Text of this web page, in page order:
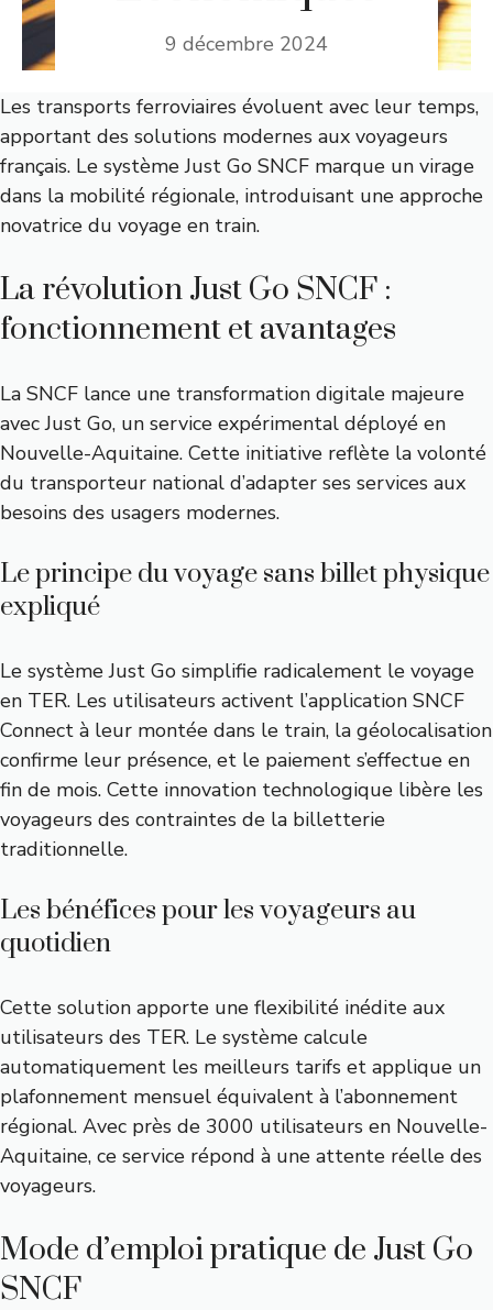
9 décembre 2024
Les transports ferroviaires évoluent avec leur temps,
apportant des solutions modernes aux voyageurs
français. Le système Just Go SNCF marque un virage
dans la mobilité régionale, introduisant une approche
novatrice du voyage en train.
La révolution Just Go SNCF :
fonctionnement et avantages
La SNCF lance une transformation digitale majeure
avec Just Go, un service expérimental déployé en
Nouvelle-Aquitaine. Cette initiative reflète la volonté
du transporteur national d’adapter ses services aux
besoins des usagers modernes.
Le principe du voyage sans billet physique
expliqué
Le système Just Go simplifie radicalement le voyage
en TER. Les utilisateurs activent l’application SNCF
Connect à leur montée dans le train, la géolocalisation
confirme leur présence, et le paiement s’effectue en
fin de mois. Cette innovation technologique libère les
voyageurs des contraintes de la billetterie
traditionnelle.
Les bénéfices pour les voyageurs au
quotidien
Cette solution apporte une flexibilité inédite aux
utilisateurs des TER. Le système calcule
automatiquement les meilleurs tarifs et applique un
plafonnement mensuel équivalent à l’abonnement
régional. Avec près de 3000 utilisateurs en Nouvelle-
Aquitaine, ce service répond à une attente réelle des
voyageurs.
Mode d’emploi pratique de Just Go
SNCF